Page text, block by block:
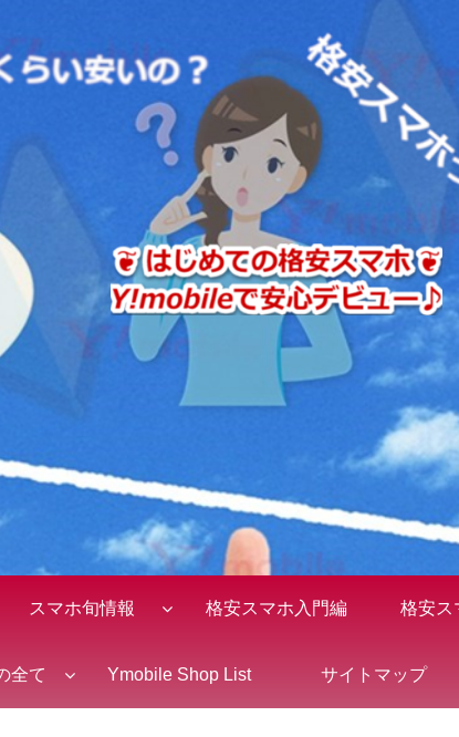
スマホ旬情報 格安スマホ入門編 格安ス
全て Ymobile Shop List サイトマップ